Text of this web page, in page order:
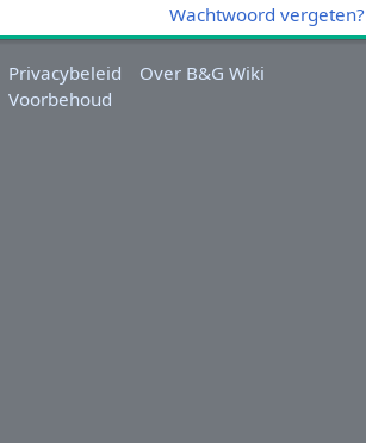
Wachtwoord vergeten?
Privacybeleid
Over B&G Wiki
Voorbehoud